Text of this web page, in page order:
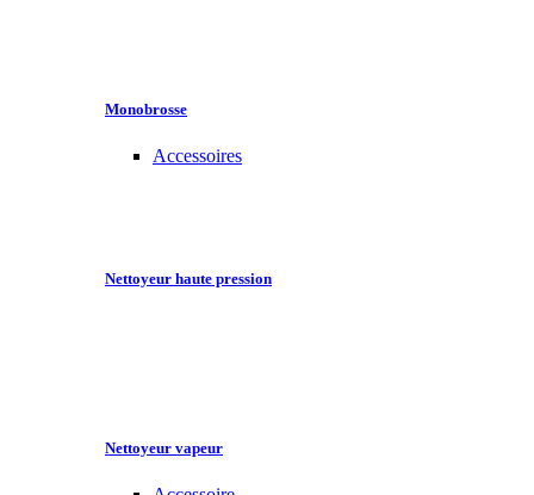
Monobrosse
Accessoires
Nettoyeur haute pression
Nettoyeur vapeur